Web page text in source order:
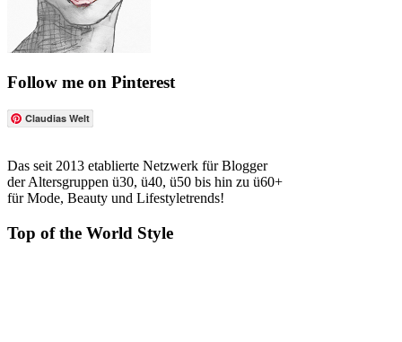
Follow me on Pinterest
Claudias Welt
Das seit 2013 etablierte Netzwerk für Blogger
der Altersgruppen ü30, ü40, ü50 bis hin zu ü60+
für Mode, Beauty und Lifestyletrends!
Top of the World Style